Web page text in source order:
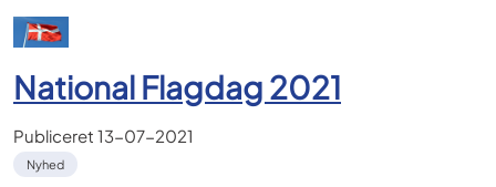
National Flagdag 2021
Publiceret 13-07-2021
Nyhed